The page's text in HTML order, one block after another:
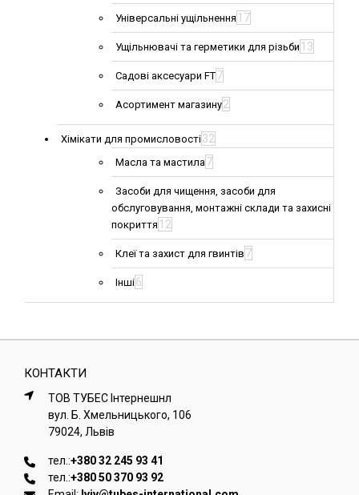
Універсальні ущільнення 17
Ущільнювачі та герметики для різьби 13
Садові аксесуари FT7
Асортимент магазину2
Хімікати для промисловості32
Масла та мастила7
Засоби для чищення, засоби для
обслуговування, монтажні склади та захисні
покриття 12
Клеї та захист для гвинтів 7
Інші6
КОНТАКТИ
ТОВ ТУБЕС Iнтернешнл
вул. Б. Хмельницького, 106
79024, Львiв
тел.:+380 32 245 93 41
тел.:+380 50 370 93 92